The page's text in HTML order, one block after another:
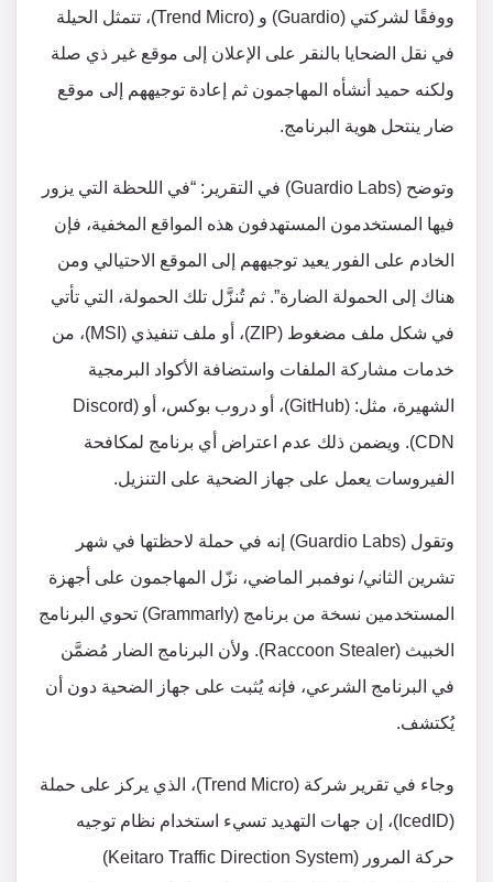
ووفقًا لشركتي (Guardio) و (Trend Micro)، تتمثل الحيلة
في نقل الضحايا بالنقر على الإعلان إلى موقع غير ذي صلة
ولكنه حميد أنشأه المهاجمون ثم إعادة توجيههم إلى موقع
ضار ينتحل هوية البرنامج.
وتوضح (Guardio Labs) في التقرير: “في اللحظة التي يزور
فيها المستخدمون المستهدفون هذه المواقع المخفية، فإن
الخادم على الفور يعيد توجيههم إلى الموقع الاحتيالي ومن
هناك إلى الحمولة الضارة”. ثم تُنزَّل تلك الحمولة، التي تأتي
في شكل ملف مضغوط (ZIP)، أو ملف تنفيذي (MSI)، من
خدمات مشاركة الملفات واستضافة الأكواد البرمجية
الشهيرة، مثل: (GitHub)، أو دروب بوكس، أو (Discord
CDN). ويضمن ذلك عدم اعتراض أي برنامج لمكافحة
الفيروسات يعمل على جهاز الضحية على التنزيل.
وتقول (Guardio Labs) إنه في حملة لاحظتها في شهر
تشرين الثاني/ نوفمبر الماضي، نزّل المهاجمون على أجهزة
المستخدمين نسخة من برنامج (Grammarly) تحوي البرنامج
الخبيث (Raccoon Stealer). ولأن البرنامج الضار مُضمَّن
في البرنامج الشرعي، فإنه يُثبت على جهاز الضحية دون أن
يُكتشف.
وجاء في تقرير شركة (Trend Micro)، الذي يركز على حملة
(IcedID)، إن جهات التهديد تسيء استخدام نظام توجيه
حركة المرور (Keitaro Traffic Direction System)